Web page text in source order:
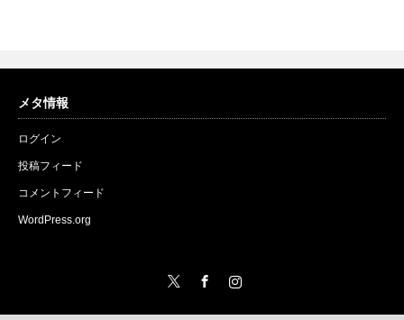
メタ情報
ログイン
投稿フィード
コメントフィード
WordPress.org
Instagram